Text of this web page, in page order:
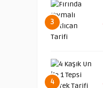
3
4